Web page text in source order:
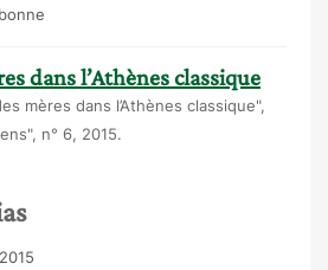
dans l’Athènes classique
mères dans l’Athènes classique",
n° 6, 2015.